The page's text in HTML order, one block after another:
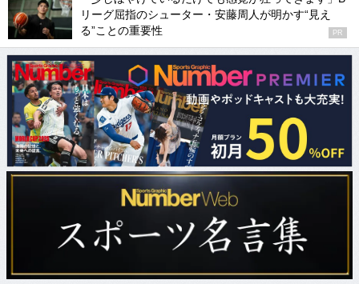
リーグ屈指のシューター・安藤周人が明かす“見え
る”ことの重要性
PR